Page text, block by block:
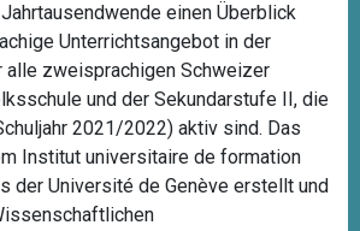
einen Überblick
Unterrichtsangebot in der
alle zweisprachigen Schweizer
und der Sekundarstufe II, die
2021/2022) aktiv sind. Das
Institut universitaire de formation
der Université de Genève erstellt und